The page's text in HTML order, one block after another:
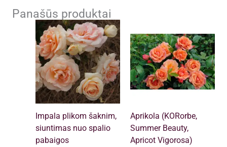
Panašūs produktai
Impala plikom šaknim,
siuntimas nuo spalio
pabaigos
Aprikola (KORorbe,
Summer Beauty,
Apricot Vigorosa)